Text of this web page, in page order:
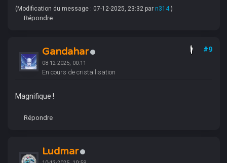
(Modification du message : 07-12-2025, 23:32 par n314.)
Répondre
Gandahar
08-12-2025, 00:11
En cours de cristallisation
#9
Magnifique !
Répondre
Ludmar